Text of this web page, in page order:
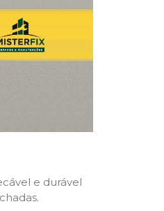
e durável